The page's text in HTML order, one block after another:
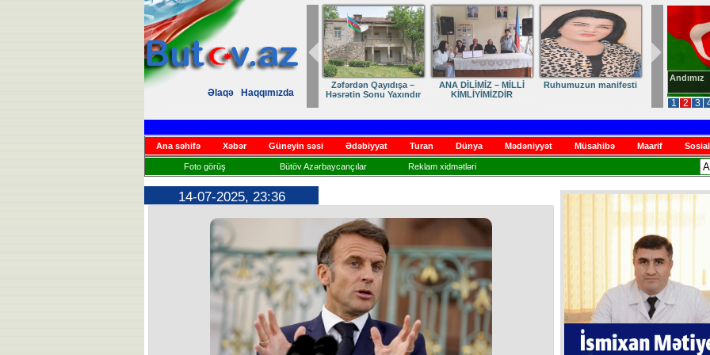
Əlaqə
Haqqımızda
1 2 3
Andımız
Zəfərdən Qayıdışa –
Həsrətin Sonu Yaxındır
ANA DİLİMİZ – MİLLİ
KİMLİYİMİZDİR
Ruhumuzun manifesti
Ana səhifə Xəbər Güneyin səsi Ədəbiyyat Turan Dünya Mədəniyyət Müsahibə Maarif
Foto görüş Bütöv Azərbaycançılar Reklam xidmətləri
14-07-2025, 23:36